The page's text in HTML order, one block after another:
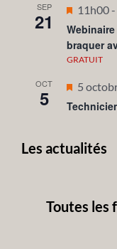
SEP
21
Mis
en
avant
11h00-
braquer
GRATUIT
OCT
5
Mis
en
5
Les actualités
Toutes les